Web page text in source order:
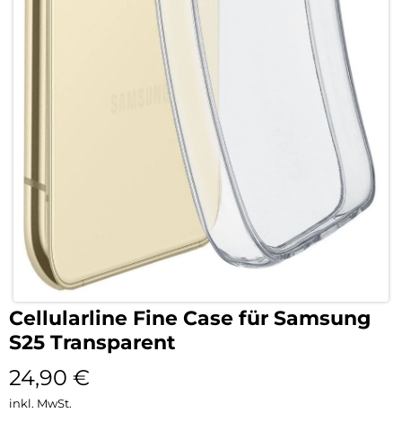
Cellularline Fine Case für Samsung
S25 Transparent
24,90 €
inkl. MwSt.